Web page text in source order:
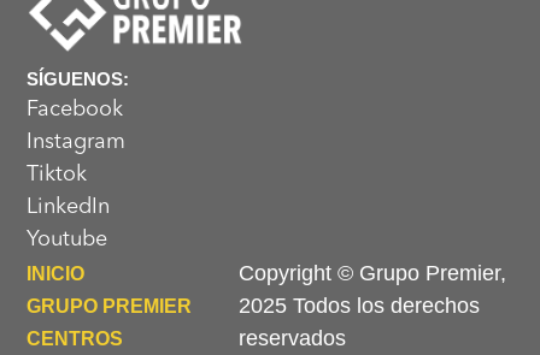
SÍGUENOS:
Facebook
Instagram
Tiktok
LinkedIn
Youtube
INICIO
GRUPO PREMIER
CENTROS
Copyright © Grupo Premier,
2025 Todos los derechos
reservados